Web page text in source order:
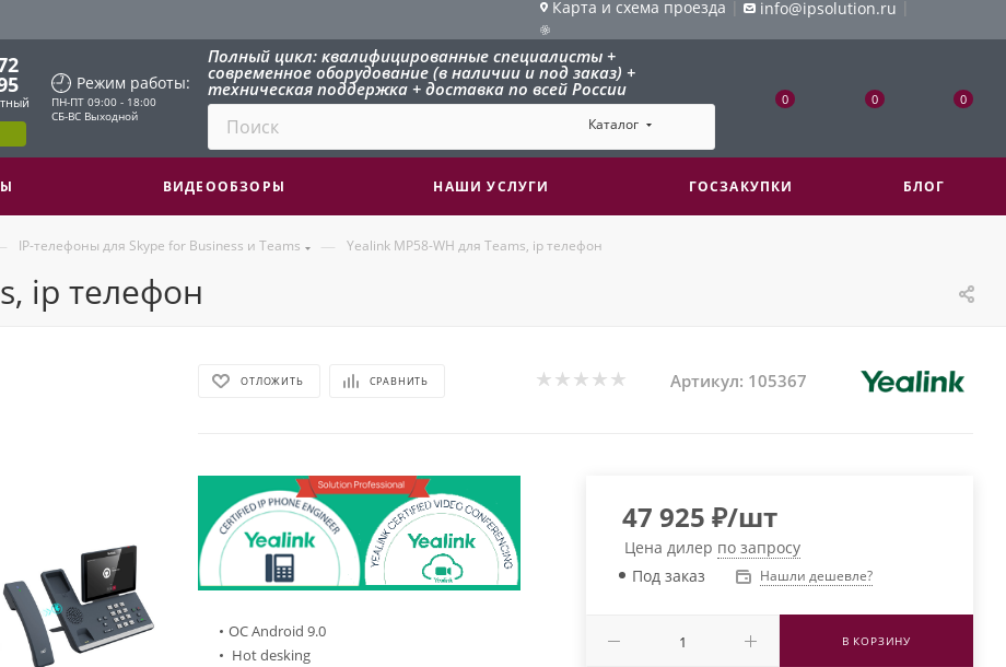
Карта и схема проезда | info@ipsolution.ru |
Режим работы:
ПН-ПТ 09:00 - 18:00
СБ-ВС Выходной
Полный цикл: квалифицированные специалисты +
современное оборудование (в наличии и под заказ) +
техническая поддержка + доставка по всей России
Каталог
0 0 0
ВИДЕООБЗОРЫ НАШИ УСЛУГИ ГОСЗАКУПКИ БЛОГ
IP-телефоны для Skype for Business и Teams — Yealink MP58-WH для Teams, ip телефон
ip телефон
ОТЛОЖИТЬ СРАВНИТЬ Артикул: 105367
ОС Android 9.0
Hot desking
47 925 ₽/шт
Цена дилер по запросу
Под заказ
Нашли дешевле?
В КОРЗИНУ